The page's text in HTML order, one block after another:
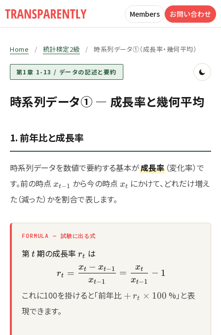
Members お問い合わせ
Home / 統計検定2級 / 時系列データ①（成長率・幾何平均）
第1章 1-13 / データの記述と要約
時系列データ① — 成長率と幾何平均
1. 前年比と成長率
時系列データを数値で要約する基本が成長率 （変化率）で
す。前の時点 x_{t-
xt−1 から今の時点 x_t
xt にかけて、どれだけ増え
た（減った）かを割合で表します。
FORMULA — 試験に出る式
第t
t 期の成長率 r_t
rt は
r_t = \frac{x_t - x_{t-
rt =
xt−1
xt − xt−1 =
xt−1
xt − 1
これに100を掛けると「前年比 +\,r_t
+ rt × 100 %」と表
現できます。